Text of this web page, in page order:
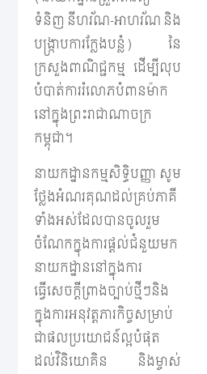
ទំនិញ នីហរ័ណ-អាហរ័ណ និង
បង្រ្កាបការក្លែងបន្លំ) នៃ
ក្រសួងពាណិជ្ជកម្ម ដើម្បីលុប
បំបាត់ការរំលោភបំពានម៉ាក
នៅក្នុងព្រះរាជាណាចក្រ
កម្ពុជា។
នាយកដ្ឋានកម្មសិទ្ធិបញ្ញា សូម
ថ្លែងអំណរគុណដល់គ្រប់ភាគី
ទាំងអស់ដែលបានចូលរួម
ចំណែកក្នុងការផ្តល់ជំនួយមក
នាយកដ្ឋាននៅក្នុង​ការ
ធ្វើសេចក្តីព្រាងច្បាប់ថ្មីៗនិង​
ក្នុងការអនុវត្តភារកិច្ចសម្រាប់
ជាផលប្រយោជន៍ល្អបំផុត
ដល់វិនិយោគិន និងម្ចាស់​